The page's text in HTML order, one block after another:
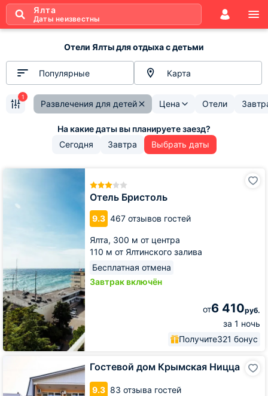
Ялта
Даты неизвестны
Отели Ялты для отдыха с детьми
Популярные Карта
Развлечения для детей Цена Отели
1
Сегодня Завтра Выбрать даты
Отель Бристоль
9.3 467 отзывов гостей
Ялта, 300 м от центра
110 м от Ялтинского залива
Бесплатная отмена
Завтрак включён
от6 410руб.
за 1 ночь
Получите321 бонус
Гостевой дом Крымская Ницца
9.3 83 отзыва гостей
Крымская
Ницца